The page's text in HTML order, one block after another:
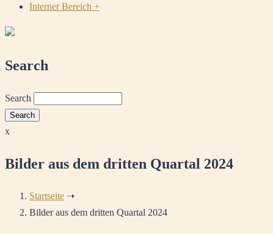
Interner Bereich +
Search
Search
x
Bilder aus dem dritten Quartal 2024
Startseite ➝
Bilder aus dem dritten Quartal 2024